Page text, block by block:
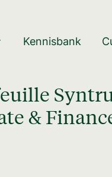
Kennisbank
&